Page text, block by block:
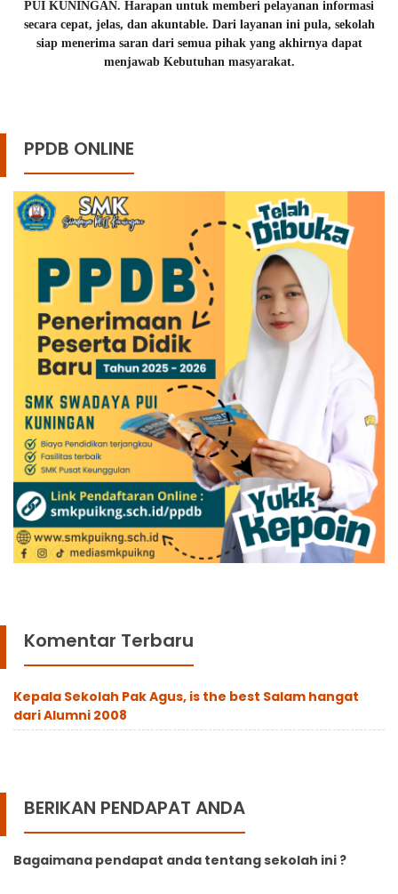
PUI KUNINGAN. Harapan untuk memberi pelayanan informasi
secara cepat, jelas, dan akuntable. Dari layanan ini pula, sekolah
siap menerima saran dari semua pihak yang akhirnya dapat
menjawab Kebutuhan masyarakat.
PPDB ONLINE
Komentar Terbaru
Kepala Sekolah Pak Agus, is the best Salam hangat
dari Alumni 2008
BERIKAN PENDAPAT ANDA
Bagaimana pendapat anda tentang sekolah ini ?